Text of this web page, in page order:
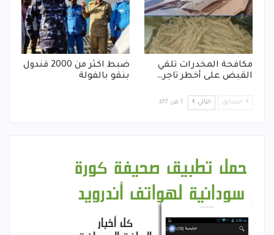
مكافحة المخدرات تلقي
القبض على أخطر تاجر…
ضبط اكثر من 2000 قندول
بنقو بالفولة
السابق التالي 1 من 377